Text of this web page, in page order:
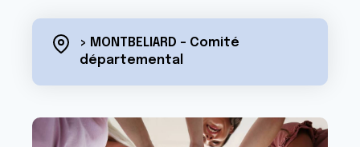
> MONTBELIARD - Comité
départemental